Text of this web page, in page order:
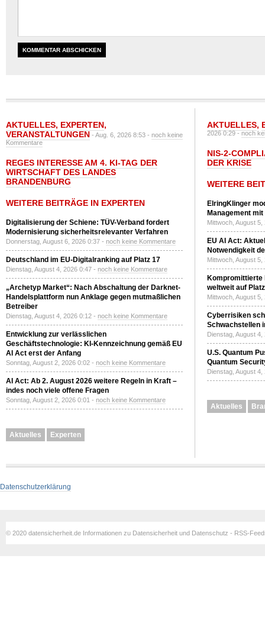
AKTUELLES, EXPERTEN,
VERANSTALTUNGEN - Aug. 6, 2026 8:53 - noch keine
Kommentare
REGES INTERESSE AM 4. KI-TAG DER
WIRTSCHAFT DES LANDES
BRANDENBURG
WEITERE BEITRÄGE IN EXPERTEN
Digitalisierung der Schiene: TÜV-Verband fordert
Modernisierung sicherheitsrelevanter Verfahren
Donnerstag, August 6, 2026 0:37 - noch keine Kommentare
Deutschland im EU-Digitalranking auf Platz 17
Dienstag, August 4, 2026 0:47 - noch keine Kommentare
„Archetyp Market“: Nach Abschaltung der Darknet-
Handelsplattform nun Anklage gegen mutmaßlichen
Betreiber
Dienstag, August 4, 2026 0:12 - noch keine Kommentare
Entwicklung zur verlässlichen
Geschäftstechnologie: KI-Kennzeichnung gemäß EU
AI Act erst der Anfang
Sonntag, August 2, 2026 0:02 - noch keine Kommentare
AI Act: Ab 2. August 2026 weitere Regeln in Kraft –
indes noch viele offene Fragen
Sonntag, August 2, 2026 0:01 - noch keine Kommentare
Aktuelles Experten
AKTUELLES,
2026 0:29 -noch
NIS-2-
DER KRISE
WEITERE
ElringKlinger
Management
Mittwoch, August
EU AI Act:
Notwendigkeit
Mittwoch, August
Kompromittierte
weltweit auf
Mittwoch, August
Cyberrisiken
Schwachstellen
Dienstag, August
U.S. Quantum
Quantum
Dienstag, August
Aktuelles
Datenschutzerklärung
© 2020 datensicherheit.de Informationen zu Datensicherheit und Datenschutz - RSS-